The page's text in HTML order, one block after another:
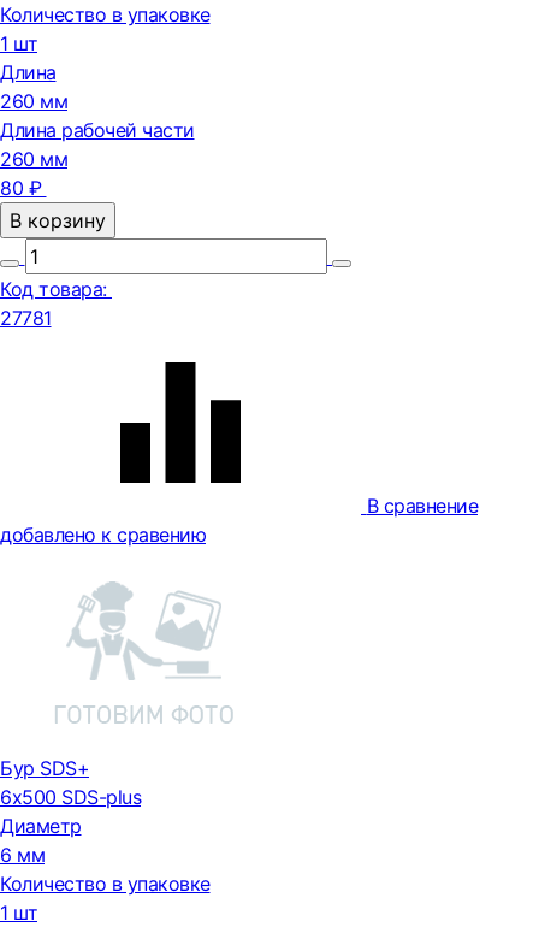
Количество в упаковке
1 шт
Длина
260 мм
Длина рабочей части
260 мм
80 ₽
В корзину
Код товара:
27781
В сравнение
добавлено к сравению
Бур SDS+
6х500 SDS-plus
Диаметр
6 мм
Количество в упаковке
1 шт